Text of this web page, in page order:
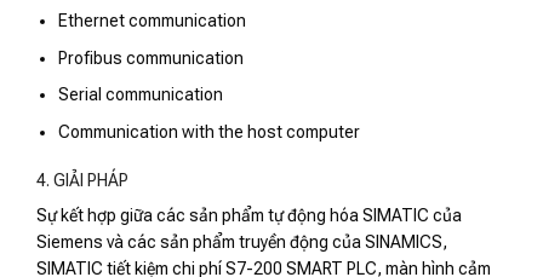
Ethernet communication
Profibus communication
Serial communication
Communication with the host computer
4. GIẢI PHÁP
Sự kết hợp giữa các sản phẩm tự động hóa SIMATIC của
Siemens và các sản phẩm truyền động của SINAMICS,
SIMATIC tiết kiệm chi phí S7-200 SMART PLC, màn hình cảm